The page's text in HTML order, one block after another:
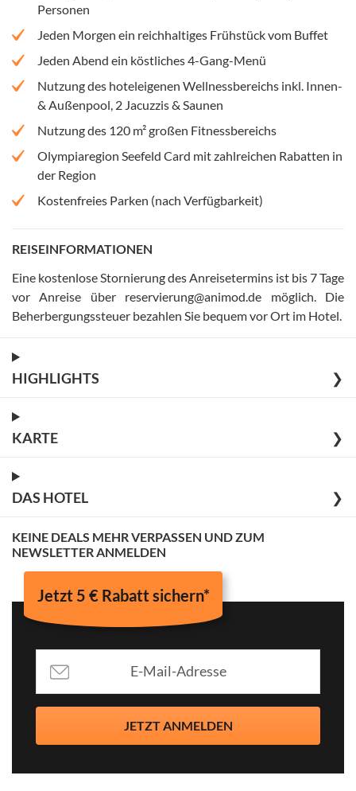
Personen
Jeden Morgen ein reichhaltiges Frühstück vom Buffet
Jeden Abend ein köstliches 4-Gang-Menü
Nutzung des hoteleigenen Wellnessbereichs inkl. Innen-
& Außenpool, 2 Jacuzzis & Saunen
Nutzung des 120 m² großen Fitnessbereichs
Olympiaregion Seefeld Card mit zahlreichen Rabatten in
der Region
Kostenfreies Parken (nach Verfügbarkeit)
REISEINFORMATIONEN
Eine kostenlose Stornierung des Anreisetermins ist bis 7 Tage
vor Anreise über reservierung@animod.de möglich
Die
Beherbergungssteuer bezahlen Sie bequem vor Ort im Hotel
HIGHLIGHTS ❯
KARTE ❯
DAS HOTEL ❯
KEINE DEALS MEHR VERPASSEN UND ZUM
NEWSLETTER ANMELDEN
Jetzt 5 € Rabatt sichern*
JETZT ANMELDEN